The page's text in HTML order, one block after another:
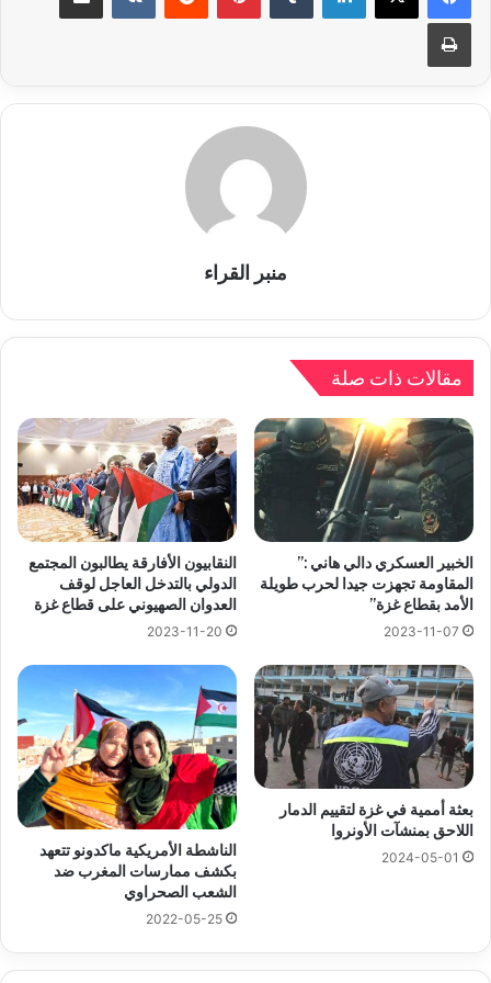
طباعة
منبر القراء
مقالات ذات صلة
الخبير العسكري دالي هاني :”
المقاومة تجهزت جيدا لحرب طويلة
الأمد بقطاع غزة”
2023-11-07
النقابيون الأفارقة يطالبون المجتمع
الدولي بالتدخل العاجل لوقف
العدوان الصهيوني على قطاع غزة
2023-11-20
بعثة أممية في غزة لتقييم الدمار
اللاحق بمنشآت الأونروا
2024-05-01
الناشطة الأمريكية ماكدونو تتعهد
بكشف ممارسات المغرب ضد
الشعب الصحراوي
2022-05-25